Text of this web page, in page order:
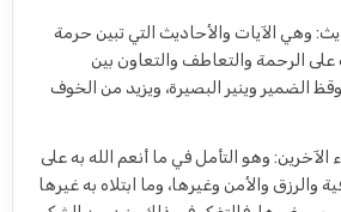
وهي الآيات والأحاديث التي تبين حرمة
على الرحمة والتعاطف والتعاون بين
الضمير وينير البصيرة، ويزيد من الخوف
الآخرين: وهو التأمل في ما أنعم الله به على
والرزق والأمن وغيرها، وما ابتلاه به غيرها